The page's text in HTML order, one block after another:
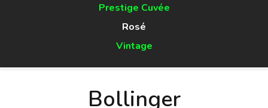
Prestige Cuvée
Rosé
Vintage
Bollinger